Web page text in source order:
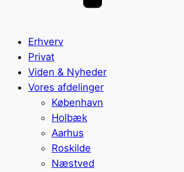
Erhverv
Privat
Viden & Nyheder
Vores afdelinger
København
Holbæk
Aarhus
Roskilde
Næstved